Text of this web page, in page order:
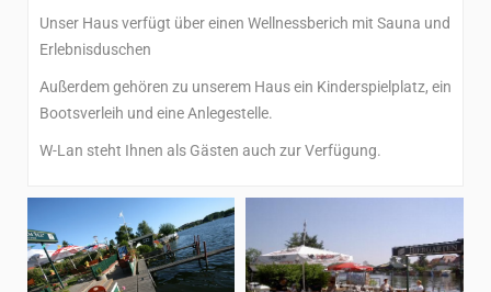
Unser Haus verfügt über einen Wellnessberich mit Sauna und
Erlebnisduschen
Außerdem gehören zu unserem Haus ein Kinderspielplatz, ein
Bootsverleih und eine Anlegestelle.
W-Lan steht Ihnen als Gästen auch zur Verfügung.